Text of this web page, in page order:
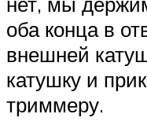
оба конца в
внешней
катушку и
триммеру.